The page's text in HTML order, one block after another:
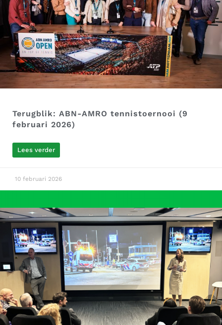
Terugblik: ABN-AMRO tennistoernooi (9
februari 2026)
Lees verder
10 februari 2026